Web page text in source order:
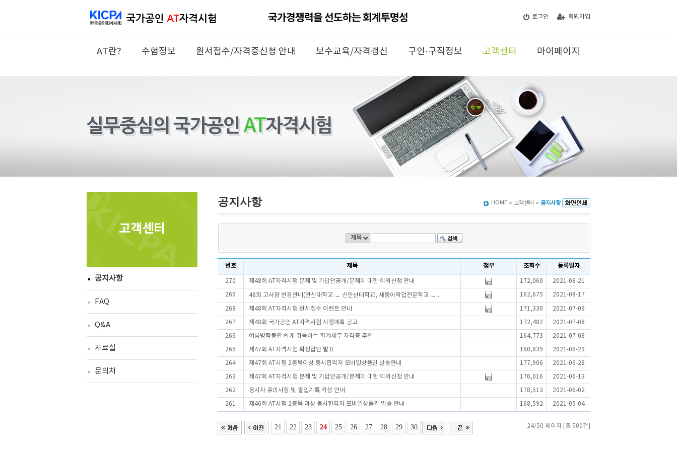
로그인 회원가입
AT란? 수험정보 원서접수/자격증신청 안내 보수교육/자격갱신 구인·구직정보 고객센터 마이페이지
고객센터
공지사항
FAQ
Q&A
자료실
문의처
공지사항 HOME > 고객센터 > 공지사항
번호 제목 첨부 조회수 등록일자
270 제48회 AT자격시험 문제 및 가답안공개/문제에 대한 이의신청 안내 172,060 2021-08-21
269 48회 고사장 변경안내(안산대학교 → 신안산대학교, 새동아직업전문학교 →... 162,675 2021-08-17
268 제48회 AT자격시험 원서접수 이벤트 안내 171,330 2021-07-09
267 제48회 국가공인 AT자격시험 시행계획 공고 172,482 2021-07-08
266 여름방학동안 쉽게 취득하는 회계세무 자격증 추천 164,773 2021-07-08
265 제47회 AT자격시험 확정답안 발표 160,839 2021-06-29
264 제47회 AT시험 2종목이상 동시합격자 모바일상품권 발송안내 177,906 2021-06-28
263 제47회 AT자격시험 문제 및 가답안공개/문제에 대한 이의신청 안내 170,016 2021-06-13
262 응시자 유의사항 및 출입기록 작성 안내 178,513 2021-06-02
261 제46회 AT시험 2종목 이상 동시합격자 모바일상품권 발송 안내 168,592 2021-05-04
21 22 23 24 25 26 27 28 29 30 24/50 페이지 [총 500건]